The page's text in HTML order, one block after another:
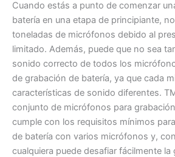
Cuando estás a punto de comenzar
batería en una etapa de principiante,
toneladas de micrófonos debido al
limitado. Además, puede que no sea
sonido correcto de todos los
de grabación de batería, ya que cada
características de sonido diferentes.
conjunto de micrófonos para
cumple con los requisitos mínimos
de batería con varios micrófonos y,
cualquiera puede desafiar fácilmente la